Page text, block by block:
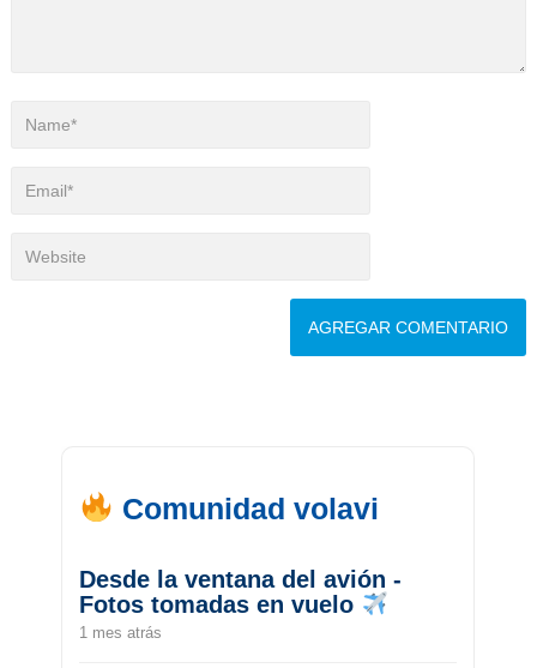
Comunidad volavi
Desde la ventana del avión -
Fotos tomadas en vuelo
1 mes atrás